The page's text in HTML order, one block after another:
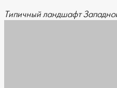
Типичный ландшафт